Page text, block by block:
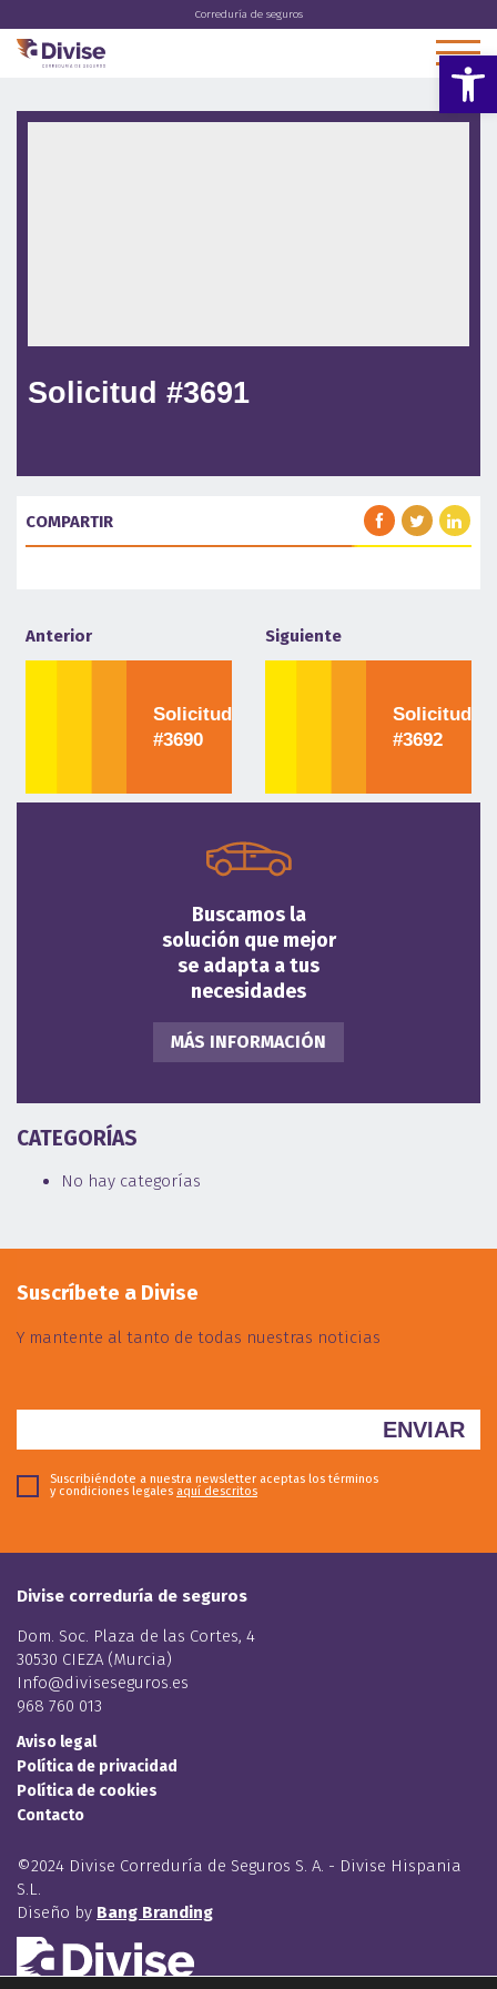
Abrir
Correduría de seguros
Solicitud #3691
COMPARTIR
Anterior
Solicitud
#3690
Siguiente
Solicitud
#3692
Buscamos la
solución que mejor
se adapta a tus
necesidades
MÁS INFORMACIÓN
CATEGORÍAS
No hay categorías
Suscríbete a Divise
Y mantente al tanto de todas nuestras noticias
Suscribiéndote a nuestra newsletter aceptas los términos
y condiciones legales aquí descritos
Divise correduría de seguros
Dom. Soc. Plaza de las Cortes, 4
30530 CIEZA (Murcia)
Info@diviseseguros.es
968 760 013
Aviso legal
Política de privacidad
Política de cookies
Contacto
©2024 Divise Correduría de Seguros S. A. - Divise Hispania
S.L.
Diseño by Bang Branding